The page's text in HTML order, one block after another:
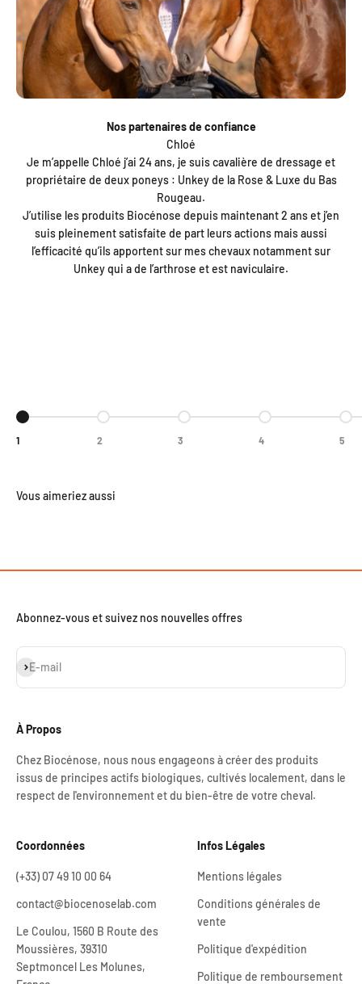
Nos partenaires de confiance
Chloé
Je m’appelle Chloé j’ai 24 ans, je suis cavalière de dressage et
propriétaire de deux poneys : Unkey de la Rose & Luxe du Bas
Rougeau.
J’utilise les produits Biocénose depuis maintenant 2 ans et j’en
suis pleinement satisfaite de part leurs actions mais aussi
l’efficacité qu’ils apportent sur mes chevaux notamment sur
Unkey qui a de l’arthrose et est naviculaire.
Aller à l'élément 1
1
Aller à l'élément 2
2
Aller à l'élément 3
3
Aller à l'élément 4
4 5
Abonnez-vous et suivez nos nouvelles offres
E-mail
S'inscrire
À Propos
Chez Biocénose, nous nous engageons à créer des produits
issus de principes actifs biologiques, cultivés localement, dans le
respect de l'environnement et du bien-être de votre cheval.
Coordonnées
(+33) 07 49 10 00 64
contact@biocenoselab.com
Le Coulou, 1560 B Route des
Moussières, 39310
Septmoncel Les Molunes,
Infos Légales
Mentions légales
Conditions générales de
vente
Politique d'expédition
Politique de remboursement